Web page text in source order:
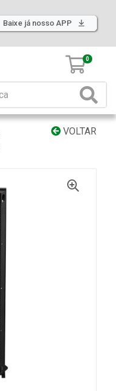
Baixe já nosso APP
0
VOLTAR